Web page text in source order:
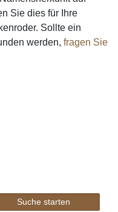
Sie dies für Ihre
Sollte ein
werden, fragen Sie